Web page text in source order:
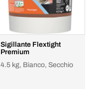
Sigillante Flextight
Premium
4.5 kg, Bianco, Secchio